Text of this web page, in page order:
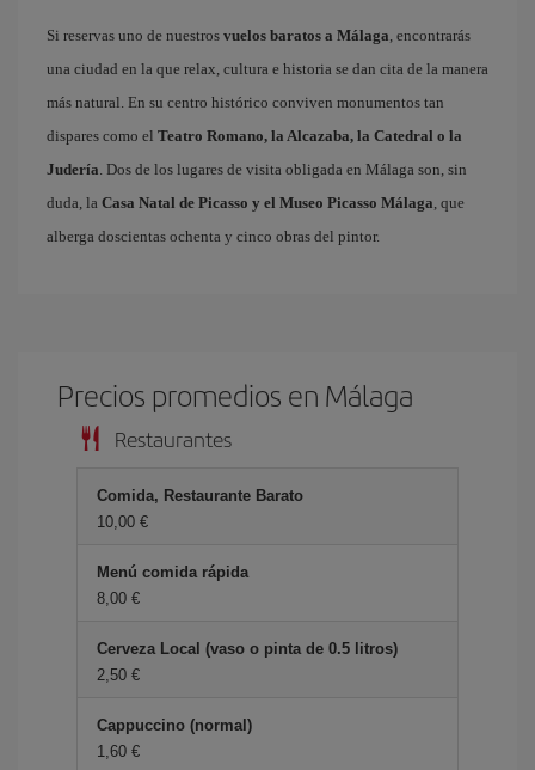
Si reservas uno de nuestros vuelos baratos a Málaga, encontrarás
una ciudad en la que relax, cultura e historia se dan cita de la manera
más natural. En su centro histórico conviven monumentos tan
dispares como el Teatro Romano, la Alcazaba, la Catedral o la
Judería. Dos de los lugares de visita obligada en Málaga son, sin
duda, la Casa Natal de Picasso y el Museo Picasso Málaga, que
alberga doscientas ochenta y cinco obras del pintor.
Precios promedios en Málaga
Restaurantes
Comida, Restaurante Barato
10,00 €
Menú comida rápida
8,00 €
Cerveza Local (vaso o pinta de 0.5 litros)
2,50 €
Cappuccino (normal)
1,60 €